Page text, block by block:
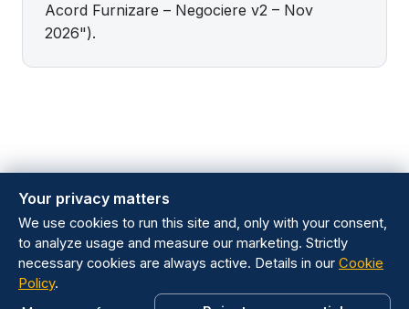
Acord Furnizare – Negociere v2 – Nov
2026").
Your privacy matters
We use cookies to run this site and, only with your consent,
to analyze usage and measure our marketing. Strictly
necessary cookies are always active. Details in our Cookie
Policy.